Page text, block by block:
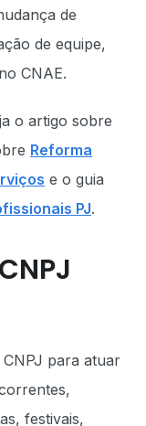
de
de equipe,
CNAE.
o artigo sobre
Reforma
e o guia
PJ.
para atuar
festivais,